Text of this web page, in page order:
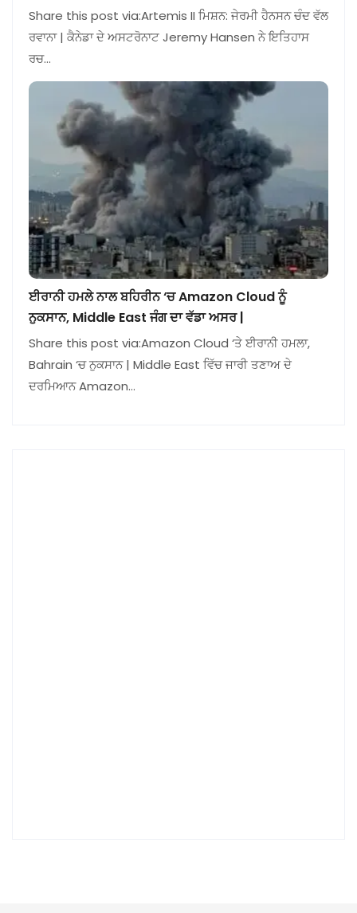
Share this post via:Artemis II ਮਿਸ਼ਨ: ਜੇਰਮੀ ਹੈਨਸਨ ਚੰਦ ਵੱਲ
ਰਵਾਨਾ | ਕੈਨੇਡਾ ਦੇ ਅਸਟਰੋਨਾਟ Jeremy Hansen ਨੇ ਇਤਿਹਾਸ
ਰਚ…
ਈਰਾਨੀ ਹਮਲੇ ਨਾਲ ਬਹਿਰੀਨ ‘ਚ Amazon Cloud ਨੂੰ
ਨੁਕਸਾਨ, Middle East ਜੰਗ ਦਾ ਵੱਡਾ ਅਸਰ |
Share this post via:Amazon Cloud ‘ਤੇ ਈਰਾਨੀ ਹਮਲਾ,
Bahrain ‘ਚ ਨੁਕਸਾਨ | Middle East ਵਿੱਚ ਜਾਰੀ ਤਣਾਅ ਦੇ
ਦਰਮਿਆਨ Amazon…